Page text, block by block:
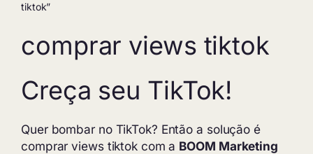
tiktok”
comprar views tiktok
Creça seu TikTok!
Quer bombar no TikTok? Então a solução é
comprar views tiktok com a BOOM Marketing